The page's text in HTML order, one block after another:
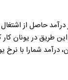
حاصل از
طریق در یونان